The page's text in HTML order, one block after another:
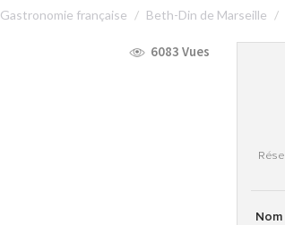
Gastronomie française Beth-Din de Marseille
6083 Vues
Nom